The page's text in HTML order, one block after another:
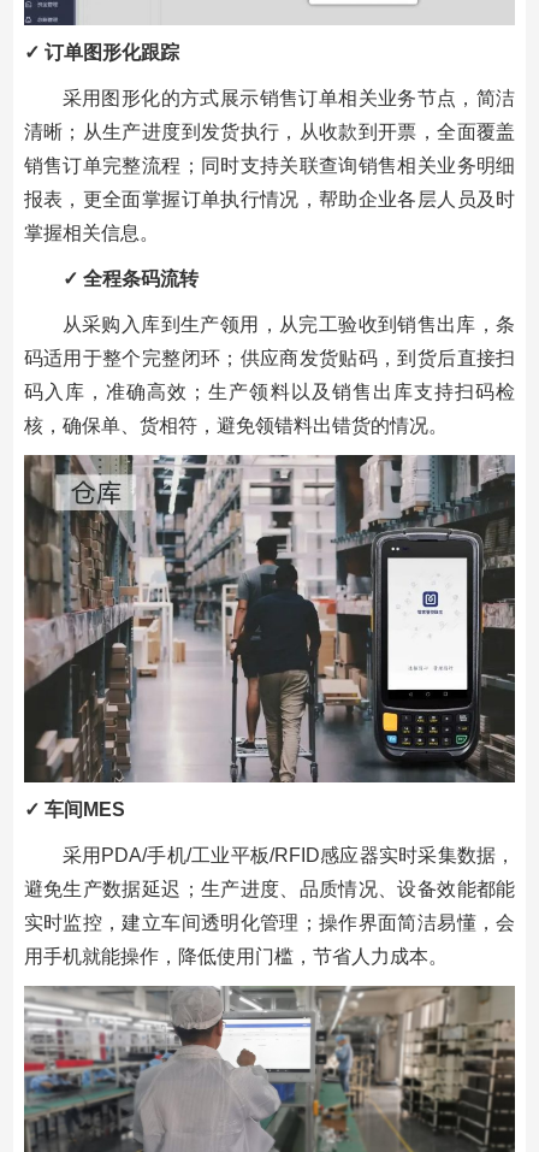
✓ 订单图形化跟踪
采用图形化的方式展示销售订单相关业务节点，简洁
清晰；从生产进度到发货执行，从收款到开票，全面覆盖
销售订单完整流程；同时支持关联查询销售相关业务明细
报表，更全面掌握订单执行情况，帮助企业各层人员及时
掌握相关信息。
✓ 全程条码流转
从采购入库到生产领用，从完工验收到销售出库，条
码适用于整个完整闭环；供应商发货贴码，到货后直接扫
码入库，准确高效；生产领料以及销售出库支持扫码检
核，确保单、货相符，避免领错料出错货的情况。
✓ 车间MES
采用PDA/手机/工业平板/RFID感应器实时采集数据，
避免生产数据延迟；生产进度、品质情况、设备效能都能
实时监控，建立车间透明化管理；操作界面简洁易懂，会
用手机就能操作，降低使用门槛，节省人力成本。